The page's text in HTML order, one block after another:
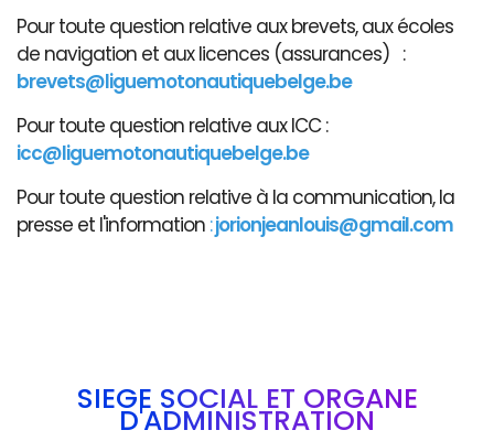
Pour toute question relative aux brevets, aux écoles
de navigation et aux licences (assurances) :
brevets@liguemotonautiquebelge.be
Pour toute question relative aux ICC :
icc@liguemotonautiquebelge.be
Pour toute question relative à la communication, la
presse et l'information :jorionjeanlouis@gmail.com
SIÈGE SOCIAL ET ORGANE
D'ADMINISTRATION